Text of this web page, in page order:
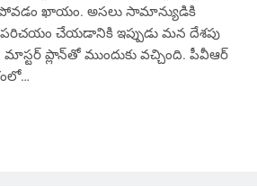
ఖాయం. అసలు సామాన్యుడికి
చేయడానికి ఇప్పుడు మన దేశపు
ప్లాన్‌తో ముందుకు వచ్చింది. పీవీఆర్